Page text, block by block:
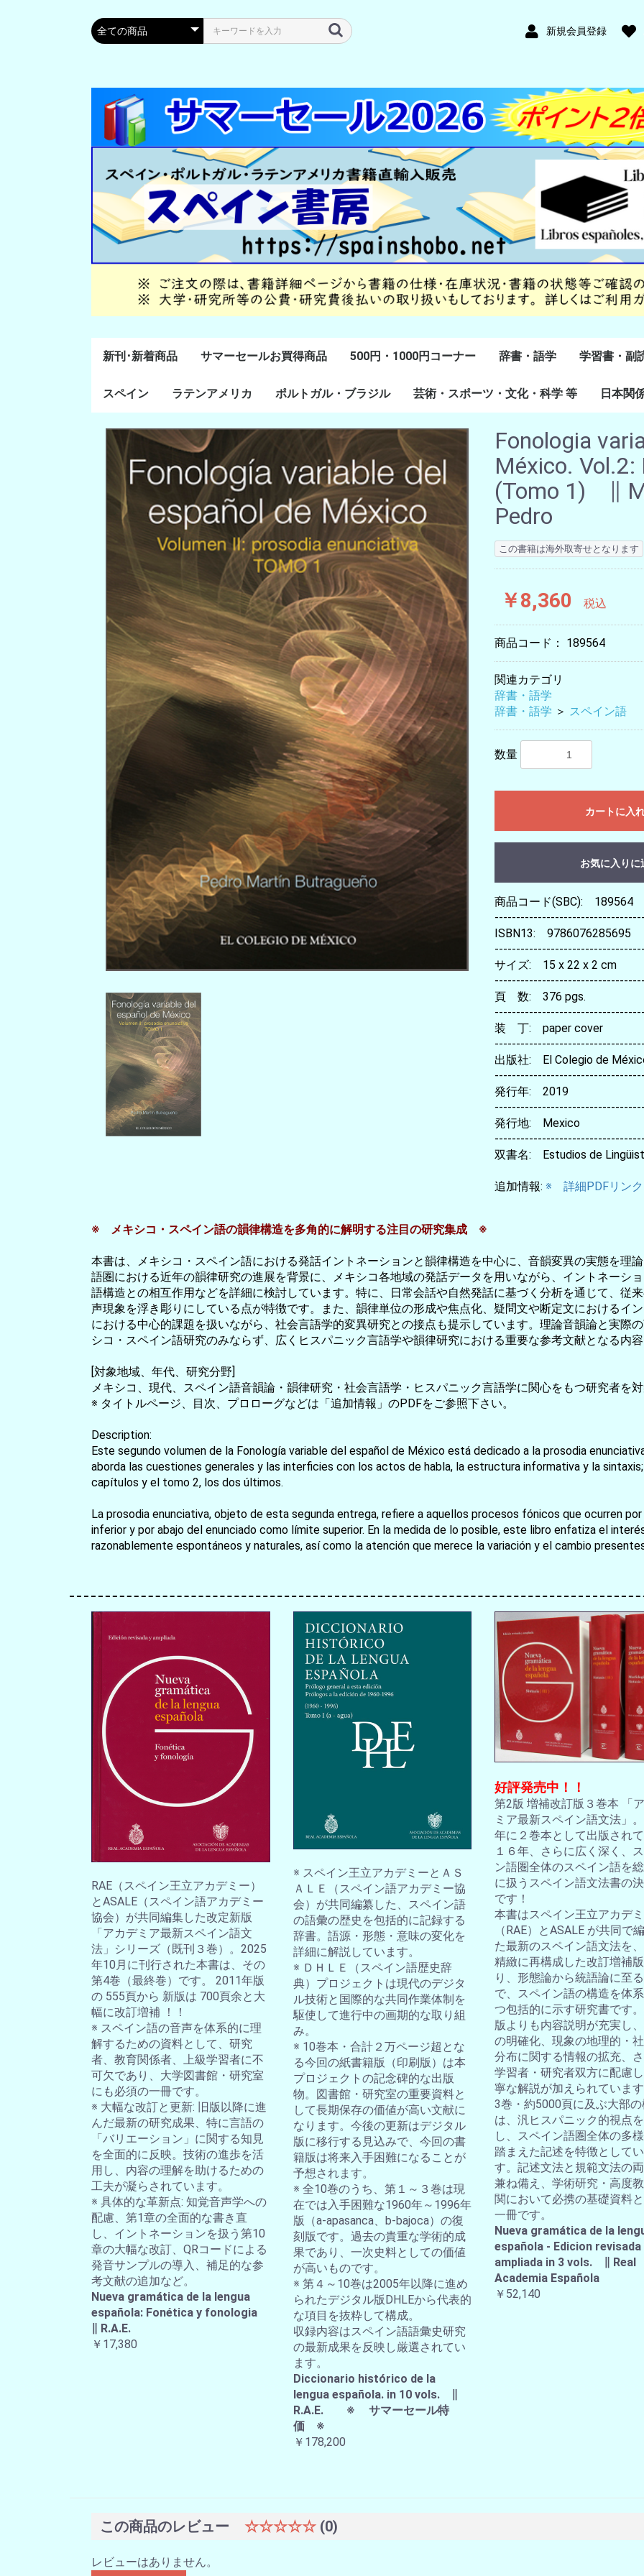
新規会員登録
新刊･新着商品 サマーセールお買得商品 500円・1000円コーナー 辞書・語学
スペイン語
ポルトガル語
Lenguas Ibericas
Lenguas Indigenas
スペインの教科書
その他
学習書・副
学習教材
副読本教材
絵本・児童
スペイン
通史・全般
８～１５世紀
１６～１８世紀
１８世紀末～２０世紀
前半
20世紀後半以降
ラテンアメリカ
ラテン・アメリカ全般
メキシコ研究
中米・カリブ研究
キューバ研究
南米諸国
ペルー研究
チリ研究
アルゼンチン研究
ポルトガル・ブラジル
ポルトガル研究
ブラジル研究
芸術・スポーツ・文化・科学 等
美術
音楽・舞踊
スポーツ
演劇・映画
料理・食文化
マンガ・コミック
その他
日本関
Fonologia
México. Vol.2:
(Tomo 1) ∥
Pedro
この書籍は海外取寄せとなります
￥8,360 税込
商品コード： 189564
関連カテゴリ
辞書・語学
辞書・語学 ＞ スペイン語
数量
カートに入
お気に入りに
商品コード(SBC): 189564
-----------------------------------
ISBN13: 9786076285695
-----------------------------------
サイズ: 15 x 22 x 2 cm
-----------------------------------
頁 数: 376 pgs.
-----------------------------------
装 丁: paper cover
-----------------------------------
出版社: El Colegio de
-----------------------------------
発行年: 2019
-----------------------------------
発行地: Mexico
-----------------------------------
双書名: Estudios de
追加情報: ※ 詳細PDFリンク
※ メキシコ・スペイン語の韻律構造を多角的に解明する注目の研究集成 ※
本書は、メキシコ・スペイン語における発話イントネーションと韻律構造を中心に、音韻変異の実態を理
語圏における近年の韻律研究の進展を背景に、メキシコ各地域の発話データを用いながら、イントネーシ
語構造との相互作用などを詳細に検討しています。特に、日常会話や自然発話に基づく分析を通じて、従
声現象を浮き彫りにしている点が特徴です。また、韻律単位の形成や焦点化、疑問文や断定文におけるイ
における中心的課題を扱いながら、社会言語学的変異研究との接点も提示しています。理論音韻論と実際
シコ・スペイン語研究のみならず、広くヒスパニック言語学や韻律研究における重要な参考文献となる内容
[対象地域、年代、研究分野]
メキシコ、現代、スペイン語音韻論・韻律研究・社会言語学・ヒスパニック言語学に関心をもつ研究者を対
※ タイトルページ、目次、プロローグなどは「追加情報」のPDFをご参照下さい。
Description:
Este segundo volumen de la Fonología variable del español de México está dedicado a la prosodia
aborda las cuestiones generales y las interficies con los actos de habla, la estructura informativa y la
capítulos y el tomo 2, los dos últimos.
La prosodia enunciativa, objeto de esta segunda entrega, refiere a aquellos procesos fónicos que ocurren
inferior y por abajo del enunciado como límite superior. En la medida de lo posible, este libro enfatiza el
razonablemente espontáneos y naturales, así como la atención que merece la variación y el cambio
RAE（スペイン王立アカデミー）
とASALE（スペイン語アカデミー
協会）が共同編集した改定新版
「アカデミア最新スペイン語文
法」シリーズ（既刊３巻）。2025
年10月に刊行された本書は、その
第4巻（最終巻）です。 2011年版
の 555頁から 新版は 700頁余と大
幅に改訂増補 ！！
※ スペイン語の音声を体系的に理
解するための資料として、研究
者、教育関係者、上級学習者に不
可欠であり、大学図書館・研究室
にも必須の一冊です。
※ 大幅な改訂と更新: 旧版以降に進
んだ最新の研究成果、特に言語の
「バリエーション」に関する知見
を全面的に反映。技術の進歩を活
用し、内容の理解を助けるための
工夫が凝らされています。
※ 具体的な革新点: 知覚音声学への
配慮、第1章の全面的な書き直
し、イントネーションを扱う第10
章の大幅な改訂、QRコードによる
発音サンプルの導入、補足的な参
考文献の追加など。
Nueva gramática de la lengua
española: Fonética y fonologia
∥ R.A.E.
￥17,380
※ スペイン王立アカデミーとＡＳ
ＡＬＥ（スペイン語アカデミー協
会）が共同編纂した、スペイン語
の語彙の歴史を包括的に記録する
辞書。語源・形態・意味の変化を
詳細に解説しています。
※ ＤＨＬＥ（スペイン語歴史辞
典）プロジェクトは現代のデジタ
ル技術と国際的な共同作業体制を
駆使して進行中の画期的な取り組
み。
※ 10巻本・合計２万ページ超とな
る今回の紙書籍版（印刷版）は本
プロジェクトの記念碑的な出版
物。図書館・研究室の重要資料と
して長期保存の価値が高い文献に
なります。今後の更新はデジタル
版に移行する見込みで、今回の書
籍版は将来入手困難になることが
予想されます。
※ 全10巻のうち、第１～３巻は現
在では入手困難な1960年～1996年
版（a-apasanca、b-bajoca）の復
刻版です。過去の貴重な学術的成
果であり、一次史料としての価値
が高いものです。
※ 第４～10巻は2005年以降に進め
られたデジタル版DHLEから代表的
な項目を抜粋して構成。
収録内容はスペイン語語彙史研究
の最新成果を反映し厳選されてい
ます。
Diccionario histórico de la
lengua española. in 10 vols. ∥
R.A.E. ※ サマーセール特
価 ※
￥178,200
好評発売中！！
第2版 増補改訂版３巻本 「
ミア最新スペイン語文法」
年に２巻本として出版され
１６年、さらに広く深く、
ン語圏全体のスペイン語を
に扱うスペイン語文法書の
です！
本書はスペイン王立アカデ
（RAE）とASALE が共同で
た最新のスペイン語文法を
精緻に再構成した改訂増補
り、形態論から統語論に至る
で、スペイン語の構造を体
つ包括的に示す研究書です
版よりも内容説明が充実し
の明確化、現象の地理的・
分布に関する情報の拡充、
学習者・研究者双方に配慮
寧な解説が加えられていま
3巻・約5000頁に及ぶ大部
は、汎ヒスパニック的視点
し、スペイン語圏全体の多
踏まえた記述を特徴としてい
す。記述文法と規範文法の
兼ね備え、学術研究・高度
関において必携の基礎資料
一冊です。
Nueva gramática de la
española - Edicion revisada
ampliada in 3 vols. ∥ Real
Academia Española
￥52,140
この商品のレビュー ☆☆☆☆☆ (0)
レビューはありません。